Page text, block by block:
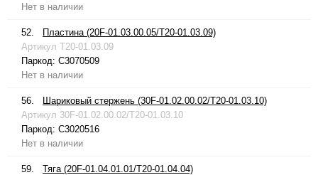
Нет в наличии
52.
Пластина (20F-01.03.00.05/T20-01.03.09)
Артикул T20-01.03.09
Паркод: C3070509
Нет в наличии
56.
Шариковый стержень (30F-01.02.00.02/T20-01.03.10)
Артикул 30F-01.02.00.02/T20-01.03.10
Паркод: C3020516
Нет в наличии
59.
Тяга (20F-01.04.01.01/T20-01.04.04)